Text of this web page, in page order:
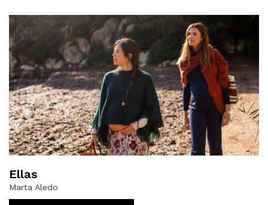
Ellas
Marta Aledo